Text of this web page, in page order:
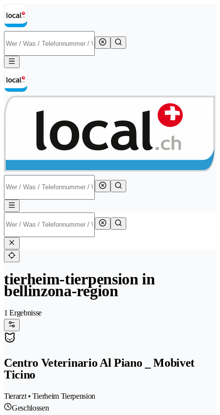
tierheim-tierpension in
bellinzona-region
1 Ergebnisse
Centro Veterinario Al Piano _ Mobivet
Ticino
Tierarzt • Tierheim Tierpension
Geschlossen